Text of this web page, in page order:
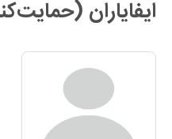
ایفایاران